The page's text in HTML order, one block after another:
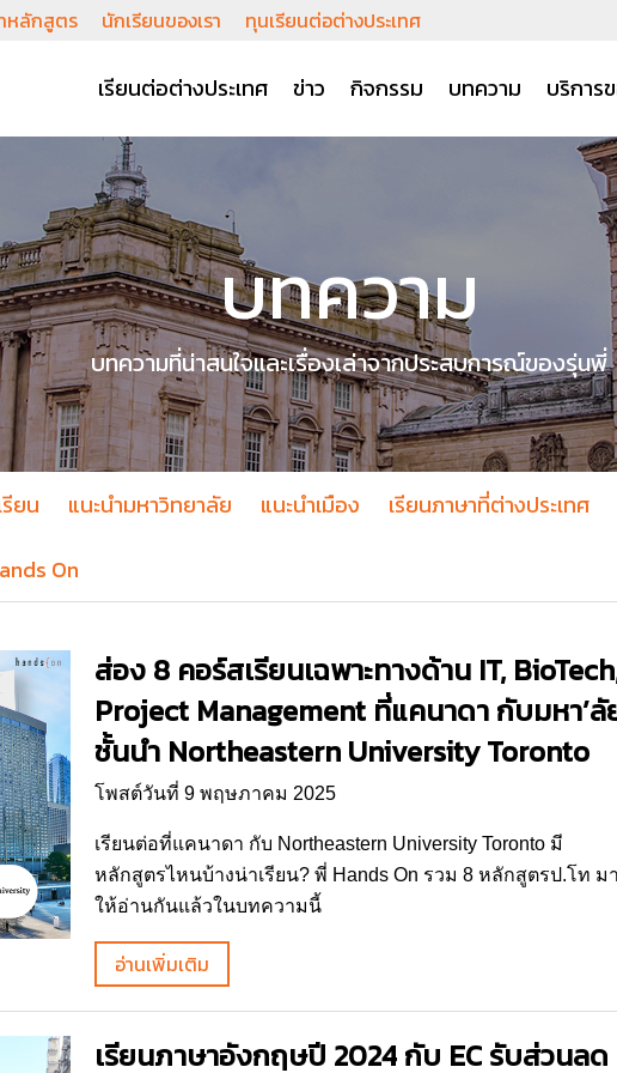
หลักสูตร นักเรียนของเรา ทุนเรียนต่อต่างประเทศ
เรียนต่อต่างประเทศ ข่าว กิจกรรม บทความ บริการ
บทความ
บทความที่น่าสนใจและเรื่องเล่าจากประสบการณ์ของรุ่นพี่
ยน แนะนำมหาวิทยาลัย แนะนำเมือง เรียนภาษาที่ต่างประเทศ
On
ส่อง 8 คอร์สเรียนเฉพาะทางด้าน IT,
Project Management ที่แคนาดา กับมหา’ลั
ชั้นนำ Northeastern University Toronto
โพสต์วันที่ 9 พฤษภาคม 2025
เรียนต่อที่แคนาดา กับ Northeastern University Toronto มี
หลักสูตรไหนบ้างน่าเรียน? พี่ Hands On รวม 8 หลักสูตรป.โท มา
ให้อ่านกันแล้วในบทความนี้
อ่านเพิ่มเติม
เรียนภาษาอังกฤษปี 2024 กับ EC รับส่วนลด